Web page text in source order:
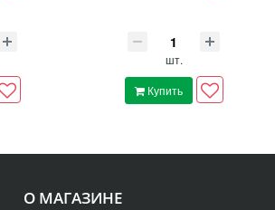
шт.
Купить
О МАГАЗИНЕ